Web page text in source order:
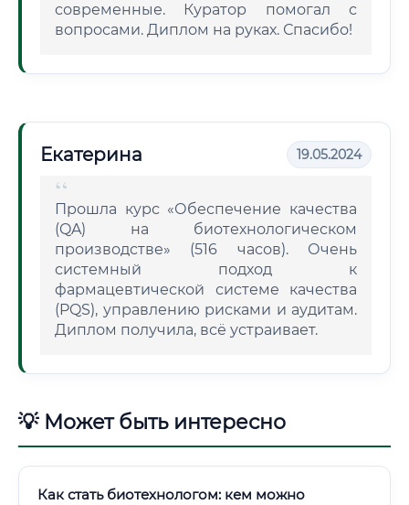
современные. Куратор помогал с
вопросами. Диплом на руках. Спасибо!
Екатерина 19.05.2024
Прошла курс «Обеспечение качества
(QA) на биотехнологическом
производстве» (516 часов). Очень
системный подход к
фармацевтической системе качества
(PQS), управлению рисками и аудитам.
Диплом получила, всё устраивает.
💡 Может быть интересно
Как стать биотехнологом: кем можно